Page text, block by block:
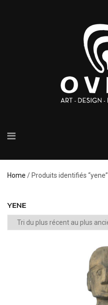
Home / Produits identifiés “yene”
YENE